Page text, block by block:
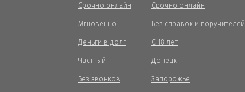
Срочно онлайн
Мгновенно
Деньги в долг
Частный
Без звонков
Срочно онлайн
Без справок и поручителей
С 18 лет
Донецк
Запорожье